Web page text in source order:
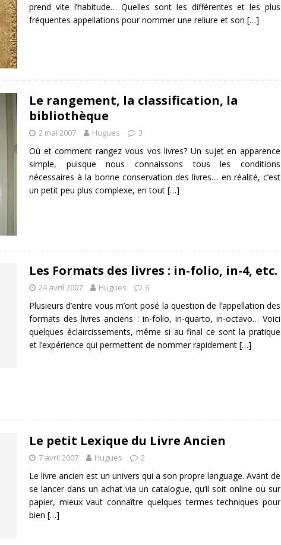
prend vite l’habitude… Quelles sont les différentes et les plus
fréquentes appellations pour nommer une reliure et son […]
Le rangement, la classification, la
bibliothèque
2 mai 2007 Hugues 3
Où et comment rangez vous vos livres? Un sujet en apparence
simple, puisque nous connaissons tous les conditions
nécessaires à la bonne conservation des livres… en réalité, c’est
un petit peu plus complexe, en tout […]
Les Formats des livres : in-folio, in-4, etc.
24 avril 2007 Hugues 6
Plusieurs d’entre vous m’ont posé la question de l’appellation des
formats des livres anciens : in-folio, in-quarto, in-octavo… Voici
quelques éclaircissements, même si au final ce sont la pratique
et l’expérience qui permettent de nommer rapidement […]
Le petit Lexique du Livre Ancien
7 avril 2007 Hugues 2
Le livre ancien est un univers qui a son propre language. Avant de
se lancer dans un achat via un catalogue, qu’il soit online ou sur
papier, mieux vaut connaître quelques termes techniques pour
bien […]